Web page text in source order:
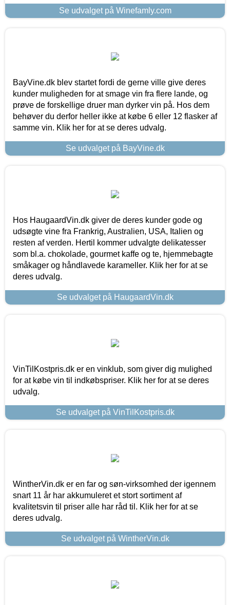
Se udvalget på Winefamly.com
BayVine.dk blev startet fordi de gerne ville give deres
kunder muligheden for at smage vin fra flere lande, og
prøve de forskellige druer man dyrker vin på. Hos dem
behøver du derfor heller ikke at købe 6 eller 12 flasker af
samme vin. Klik her for at se deres udvalg.
Se udvalget på BayVine.dk
Hos HaugaardVin.dk giver de deres kunder gode og
udsøgte vine fra Frankrig, Australien, USA, Italien og
resten af verden. Hertil kommer udvalgte delikatesser
som bl.a. chokolade, gourmet kaffe og te, hjemmebagte
småkager og håndlavede karameller. Klik her for at se
deres udvalg.
Se udvalget på HaugaardVin.dk
VinTilKostpris.dk er en vinklub, som giver dig mulighed
for at købe vin til indkøbspriser. Klik her for at se deres
udvalg.
Se udvalget på VinTilKostpris.dk
WintherVin.dk er en far og søn-virksomhed der igennem
snart 11 år har akkumuleret et stort sortiment af
kvalitetsvin til priser alle har råd til. Klik her for at se
deres udvalg.
Se udvalget på WintherVin.dk